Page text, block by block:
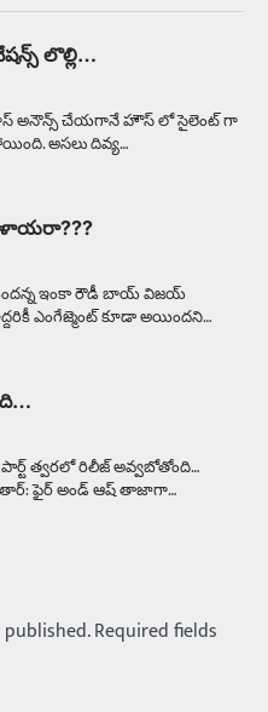
లొల్లి…
అనౌన్స్ చేయగానే హౌస్ లో సైలెంట్ గా
అసలు దివ్య…
ఇంకా రౌడీ బాయ్ విజయ్
ఎంగేజ్మెంట్ కూడా అయిందని…
త్వరలో రిలీజ్ అవ్వబోతోంది…
ఫైర్ అండ్ ఆష్ తాజాగా…
Required fields